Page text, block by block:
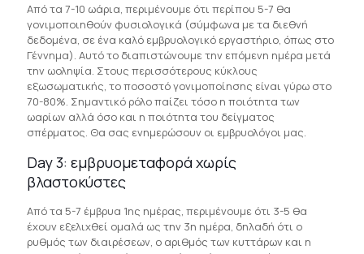
Από τα 7-10 ωάρια, περιμένουμε ότι περίπου 5-7 θα
γονιμοποιηθούν φυσιολογικά (σύμφωνα με τα διεθνή
δεδομένα, σε ένα καλό εμβρυολογικό εργαστήριο, όπως στο
Γέννημα). Αυτό το διαπιστώνουμε την επόμενη ημέρα μετά
την ωοληψία. Στους περισσότερους κύκλους
εξωσωματικής, το ποσοστό γονιμοποίησης είναι γύρω στο
70-80%. Σημαντικό ρόλο παίζει τόσο η ποιότητα των
ωαρίων αλλά όσο και η ποιότητα του δείγματος
σπέρματος. Θα σας ενημερώσουν οι εμβρυολόγοι μας.
Day 3: εμβρυομεταφορά χωρίς
βλαστοκύστες
Από τα 5-7 έμβρυα 1ης ημέρας, περιμένουμε ότι 3-5 θα
έχουν εξελιχθεί ομαλά ως την 3η ημέρα, δηλαδή ότι ο
ρυθμός των διαιρέσεων, ο αριθμός των κυττάρων και η